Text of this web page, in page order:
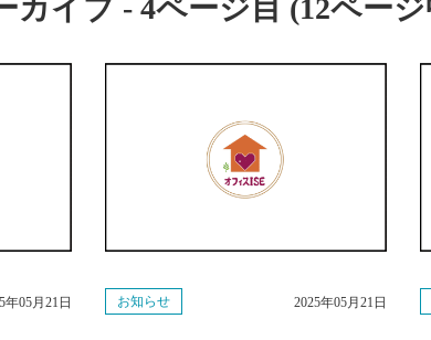
カイブ - 4ページ目 (12ペー
年05月21日 お知らせ 2025年05月21日